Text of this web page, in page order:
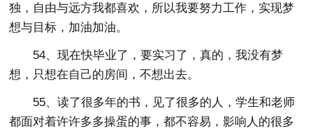
独，自由与远方我都喜欢，所以我要努力工作，实现梦
想与目标，加油加油。
54、现在快毕业了，要实习了，真的，我没有梦
想，只想在自己的房间，不想出去。
55、读了很多年的书，见了很多的人，学生和老师
都面对着许许多多操蛋的事，都不容易，影响人的很多